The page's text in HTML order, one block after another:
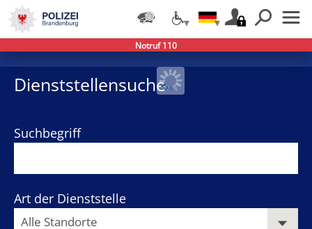
Dienststellensuche
Suchbegriff
Art der Dienststelle
Notruf 110